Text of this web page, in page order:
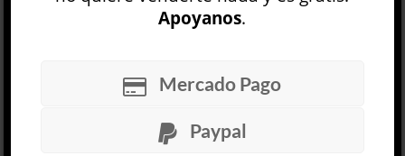
imaginación; otra extraña dolorosamente a su
estudiante secundaria oculta su embarazo...
Apoyanos.
Mercado Pago
Paypal